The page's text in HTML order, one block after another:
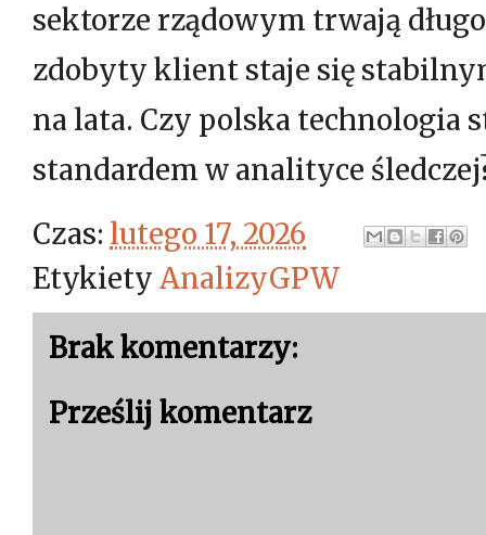
sektorze rządowym trwają
zdobyty klient staje się
na lata. Czy polska technologia
standardem w analityce
Czas: lutego 17, 2026
Etykiety AnalizyGPW
Brak komentarzy:
Prześlij komentarz